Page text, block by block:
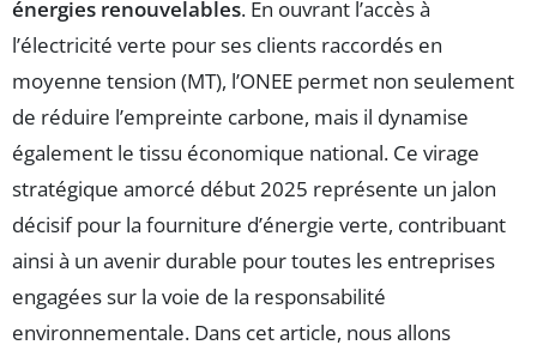
énergies renouvelables. En ouvrant l’accès à
l’électricité verte pour ses clients raccordés en
moyenne tension (MT), l’ONEE permet non seulement
de réduire l’empreinte carbone, mais il dynamise
également le tissu économique national. Ce virage
stratégique amorcé début 2025 représente un jalon
décisif pour la fourniture d’énergie verte, contribuant
ainsi à un avenir durable pour toutes les entreprises
engagées sur la voie de la responsabilité
environnementale. Dans cet article, nous allons